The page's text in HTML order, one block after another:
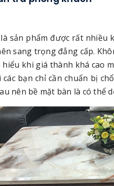
sản phẩm được rất
sang trọng đẳng cấp.
khi giá thành khá cao
bạn chỉ cần chuẩn bị
nên bề mặt bàn là có thể